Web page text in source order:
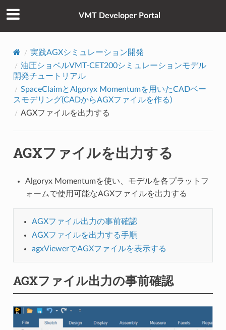
VMT Developer Portal
実践AGXシミュレーション開発
油圧ショベルVMT-CET200シミュレーションモデル
開発チュートリアル
SpaceClaimとAlgoryx Momentumを用いたCADベー
スモデリング(CADからAGXファイルを作る)
AGXファイルを出力する
AGXファイルを出力する
Algoryx Momentumを使い、モデルを各プラットフ
ォームで使用可能なAGXファイルを出力する
AGXファイル出力の事前確認
AGXファイルを出力する手順
agxViewerでAGXファイルを表示する
AGXファイル出力の事前確認